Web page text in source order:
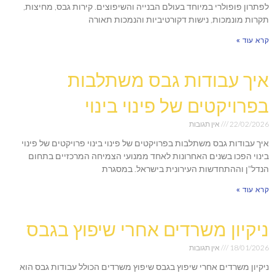
לפתרון פופולרי במיוחד בעולם הבנייה והשיפוצים. קירות גבס, מחיצות,
תקרות מונמכות, נישות דקורטיביות והנמכות תאורה
קרא עוד »
איך עבודות גבס משתלבות
בפרויקטים של פינוי בינוי
22/02/2026 אין תגובות
איך עבודות גבס משתלבות בפרויקטים של פינוי בינוי פרויקטים של פינוי
בינוי הפכו בשנים האחרונות לאחד ממנועי הצמיחה המרכזיים בתחום
הנדל"ן וההתחדשות העירונית בישראל. במסגרת
קרא עוד »
ניקיון משרדים אחרי שיפוץ בגבס
18/01/2026 אין תגובות
ניקיון משרדים אחרי שיפוץ בגבס שיפוץ משרדים הכולל עבודות גבס הוא